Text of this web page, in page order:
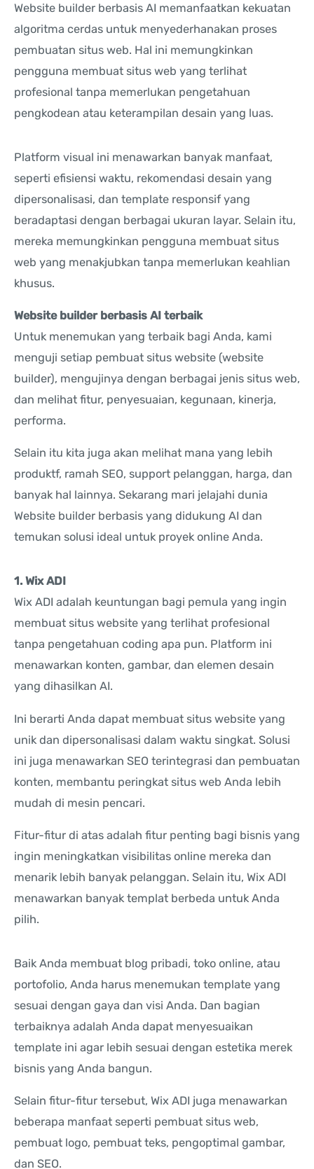
Website builder berbasis AI memanfaatkan kekuatan
algoritma cerdas untuk menyederhanakan proses
pembuatan situs web. Hal ini memungkinkan
pengguna membuat situs web yang terlihat
profesional tanpa memerlukan pengetahuan
pengkodean atau keterampilan desain yang luas.
Platform visual ini menawarkan banyak manfaat,
seperti efisiensi waktu, rekomendasi desain yang
dipersonalisasi, dan template responsif yang
beradaptasi dengan berbagai ukuran layar. Selain itu,
mereka memungkinkan pengguna membuat situs
web yang menakjubkan tanpa memerlukan keahlian
khusus.
Website builder berbasis AI terbaik
Untuk menemukan yang terbaik bagi Anda, kami
menguji setiap pembuat situs website (website
builder), mengujinya dengan berbagai jenis situs web,
dan melihat fitur, penyesuaian, kegunaan, kinerja,
performa.
Selain itu kita juga akan melihat mana yang lebih
produktf, ramah SEO, support pelanggan, harga, dan
banyak hal lainnya. Sekarang mari jelajahi dunia
Website builder berbasis yang didukung AI dan
temukan solusi ideal untuk proyek online Anda.
1. Wix ADI
Wix ADI adalah keuntungan bagi pemula yang ingin
membuat situs website yang terlihat profesional
tanpa pengetahuan coding apa pun. Platform ini
menawarkan konten, gambar, dan elemen desain
yang dihasilkan AI.
Ini berarti Anda dapat membuat situs website yang
unik dan dipersonalisasi dalam waktu singkat. Solusi
ini juga menawarkan SEO terintegrasi dan pembuatan
konten, membantu peringkat situs web Anda lebih
mudah di mesin pencari.
Fitur-fitur di atas adalah fitur penting bagi bisnis yang
ingin meningkatkan visibilitas online mereka dan
menarik lebih banyak pelanggan. Selain itu, Wix ADI
menawarkan banyak templat berbeda untuk Anda
pilih.
Baik Anda membuat blog pribadi, toko online, atau
portofolio, Anda harus menemukan template yang
sesuai dengan gaya dan visi Anda. Dan bagian
terbaiknya adalah Anda dapat menyesuaikan
template ini agar lebih sesuai dengan estetika merek
bisnis yang Anda bangun.
Selain fitur-fitur tersebut, Wix ADI juga menawarkan
beberapa manfaat seperti pembuat situs web,
pembuat logo, pembuat teks, pengoptimal gambar,
dan SEO.